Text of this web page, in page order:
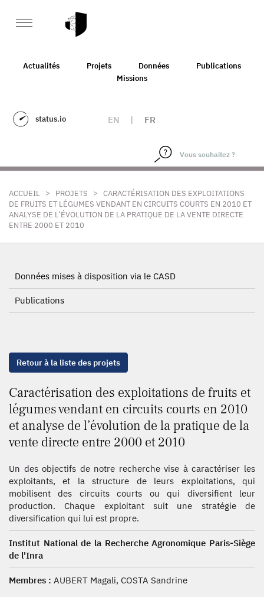
Actualités Projets Données
Publications
Missions
status.io EN | FR
ACCUEIL > PROJETS > CARACTÉRISATION DES EXPLOITATIONS
DE FRUITS ET LÉGUMES VENDANT EN CIRCUITS COURTS EN 2010 ET
ANALYSE DE L’ÉVOLUTION DE LA PRATIQUE DE LA VENTE DIRECTE
ENTRE 2000 ET 2010
Données mises à disposition via le CASD
Publications
Retour à la liste des projets
Caractérisation des exploitations de fruits et
légumes vendant en circuits courts en 2010
et analyse de l’évolution de la pratique de la
vente directe entre 2000 et 2010
Un des objectifs de notre recherche vise à caractériser les
exploitants, et la structure de leurs exploitations, qui
mobilisent des circuits courts ou qui diversifient leur
production. Chaque exploitant suit une stratégie de
diversification qui lui est propre.
Institut National de la Recherche Agronomique Paris-Siège
de l'Inra
Membres : AUBERT Magali, COSTA Sandrine